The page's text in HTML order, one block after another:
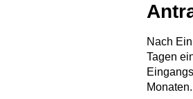
Nach
Tagen